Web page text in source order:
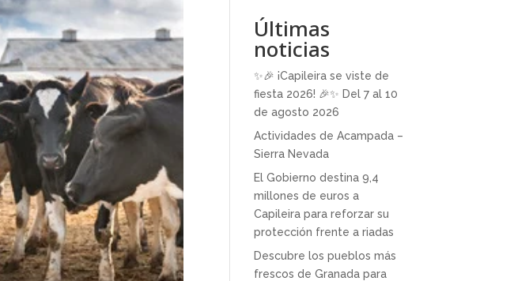
Últimas
noticias
✨🎉 ¡Capileira se viste de
fiesta 2026! 🎉✨ Del 7 al 10
de agosto 2026
Actividades de Acampada –
Sierra Nevada
El Gobierno destina 9,4
millones de euros a
Capileira para reforzar su
protección frente a riadas
Descubre los pueblos más
frescos de Granada para